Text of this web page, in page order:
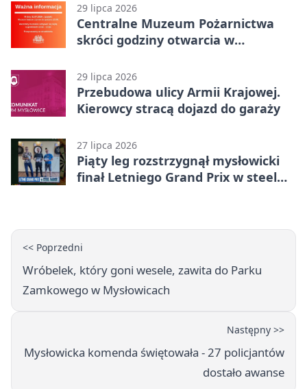
29 lipca 2026
Centralne Muzeum Pożarnictwa
skróci godziny otwarcia w
29 lipca 2026
Przebudowa ulicy Armii Krajowej.
Kierowcy stracą dojazd do garaży
27 lipca 2026
Piąty leg rozstrzygnął mysłowicki
finał Letniego Grand Prix w steel
<< Poprzedni
Wróbelek, który goni wesele, zawita do Parku
Zamkowego w Mysłowicach
Następny >>
Mysłowicka komenda świętowała - 27 policjantów
dostało awanse